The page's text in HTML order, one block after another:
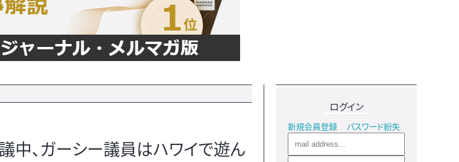
中、ガーシー議員はハワイで遊ん
ログイン
新規会員登録 パスワード紛失